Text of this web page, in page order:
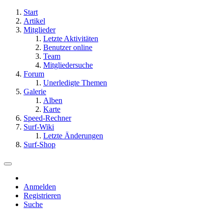
Start
Artikel
Mitglieder
Letzte Aktivitäten
Benutzer online
Team
Mitgliedersuche
Forum
Unerledigte Themen
Galerie
Alben
Karte
Speed-Rechner
Surf-Wiki
Letzte Änderungen
Surf-Shop
Anmelden
Registrieren
Suche